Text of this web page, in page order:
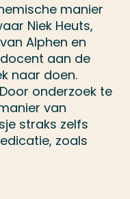
manier
Niek Heuts,
Alphen en
aan de
naar doen.
onderzoek te
van
straks zelfs
zoals